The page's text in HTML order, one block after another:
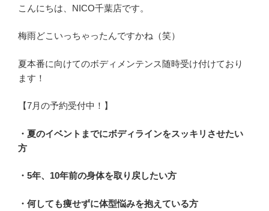
こんにちは、NICO千葉店です。
梅雨どこいっちゃったんですかね（笑）
夏本番に向けてのボディメンテンス随時受け付けており
ます！
【7月の予約受付中！】
・夏のイベントまでにボディラインをスッキリさせたい
方
・5年、10年前の身体を取り戻したい方
・何しても痩せずに体型悩みを抱えている方